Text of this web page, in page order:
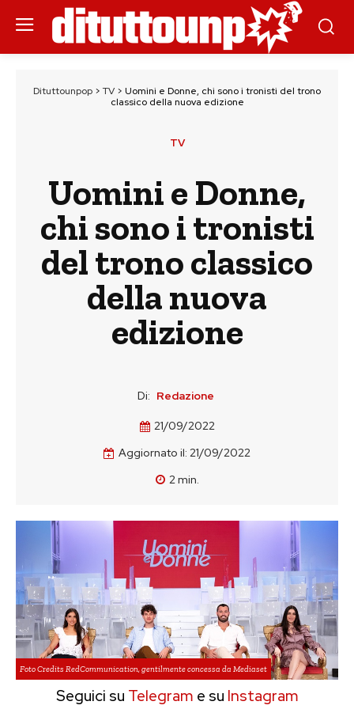
Dituttounpop > TV > Uomini e Donne, chi sono i tronisti del trono
classico della nuova edizione
TV
Uomini e Donne,
chi sono i tronisti
del trono classico
della nuova
edizione
Di: Redazione
21/09/2022
Aggiornato il: 21/09/2022
2min.
Foto Credits RedCommunication, gentilmente concessa da Mediaset
Seguici su Telegram e su Instagram